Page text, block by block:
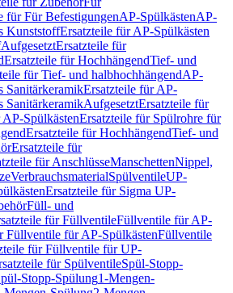
für Für BefestigungenAP-SpülkästenAP-
KunststoffErsatzteile für AP-Spülkästen
AufgesetztErsatzteile für
Ersatzteile für HochhängendTief- und
für Tief- und halbhochhängendAP-
SanitärkeramikErsatzteile für AP-
SanitärkeramikAufgesetztErsatzteile für
SpülkästenErsatzteile für Spülrohre für
Ersatzteile für HochhängendTief- und
Ersatzteile für
für AnschlüsseManschettenNippel,
VerbrauchsmaterialSpülventileUP-
Ersatzteile für Sigma UP-
Füll- und
für FüllventileFüllventile für AP-
Füllventile für AP-SpülkästenFüllventile
für Füllventile für UP-
für SpülventileSpül-Stopp-
Stopp-Spülung1-Mengen-